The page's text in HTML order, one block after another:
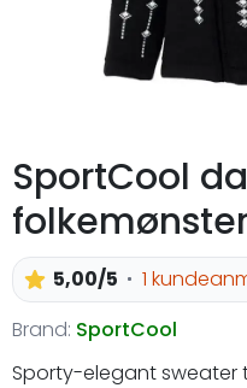
SportCool
5,00/5
1
Brand: SportCool
Sporty-elegant sweater